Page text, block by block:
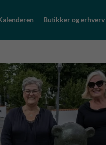
Butikker og erhverv